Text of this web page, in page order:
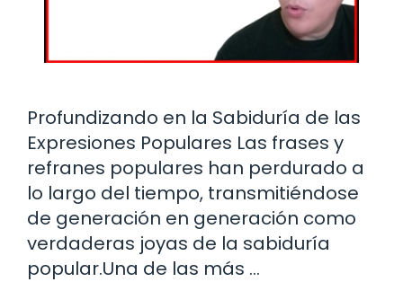
Profundizando en la Sabiduría de las
Expresiones Populares Las frases y
refranes populares han perdurado a
lo largo del tiempo, transmitiéndose
de generación en generación como
verdaderas joyas de la sabiduría
popular.Una de las más …